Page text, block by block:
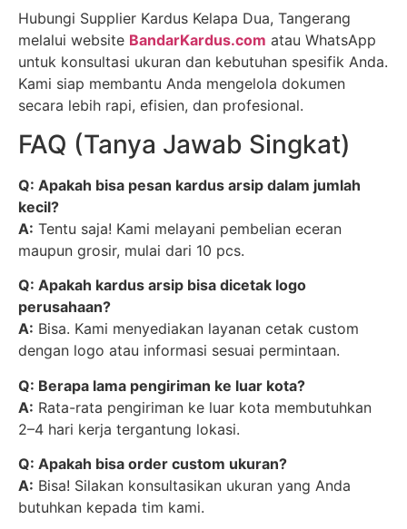
Hubungi Supplier Kardus Kelapa Dua, Tangerang
melalui website BandarKardus.com atau WhatsApp
untuk konsultasi ukuran dan kebutuhan spesifik Anda.
Kami siap membantu Anda mengelola dokumen
secara lebih rapi, efisien, dan profesional.
FAQ (Tanya Jawab Singkat)
Q: Apakah bisa pesan kardus arsip dalam jumlah
kecil?
A: Tentu saja! Kami melayani pembelian eceran
maupun grosir, mulai dari 10 pcs.
Q: Apakah kardus arsip bisa dicetak logo
perusahaan?
A: Bisa. Kami menyediakan layanan cetak custom
dengan logo atau informasi sesuai permintaan.
Q: Berapa lama pengiriman ke luar kota?
A: Rata-rata pengiriman ke luar kota membutuhkan
2–4 hari kerja tergantung lokasi.
Q: Apakah bisa order custom ukuran?
A: Bisa! Silakan konsultasikan ukuran yang Anda
butuhkan kepada tim kami.